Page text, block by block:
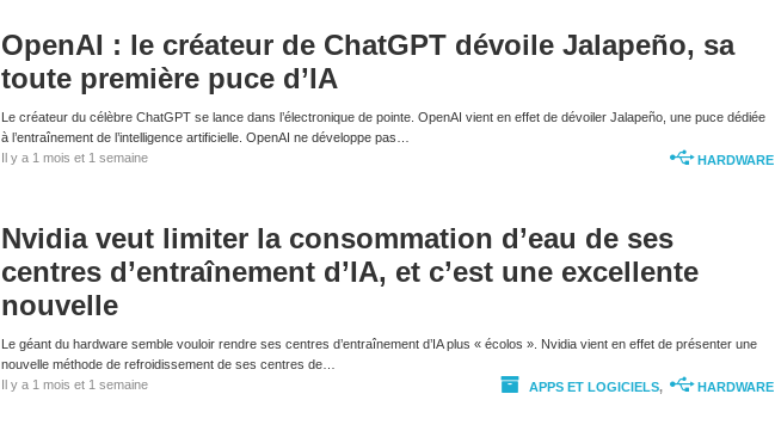
OpenAI : le créateur de ChatGPT dévoile Jalapeño, sa
toute première puce d’IA
Le créateur du célèbre ChatGPT se lance dans l’électronique de pointe. OpenAI vient en effet de dévoiler Jalapeño, une puce dédiée
à l’entraînement de l’intelligence artificielle. OpenAI ne développe pas…
Il y a 1 mois et 1 semaine
HARDWARE
Nvidia veut limiter la consommation d’eau de ses
centres d’entraînement d’IA, et c’est une excellente
nouvelle
Le géant du hardware semble vouloir rendre ses centres d’entraînement d’IA plus « écolos ». Nvidia vient en effet de présenter une
nouvelle méthode de refroidissement de ses centres de…
Il y a 1 mois et 1 semaine
APPS ET LOGICIELS, HARDWARE